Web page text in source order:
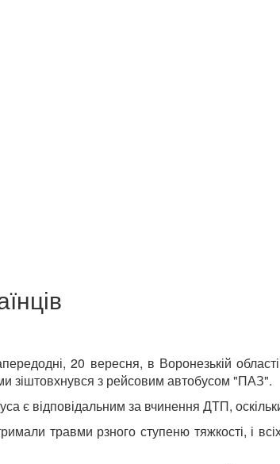
20 вересня, в Воронезькій
зіштовхнувся з рейсовим автобусом "ПАЗ".
відповідальним за вчинення ДТП,
травми рзного ступеню тяжкості, і